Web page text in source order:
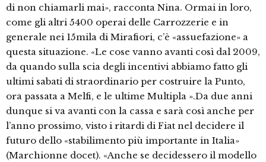
di non chiamarli mai», racconta Nina. Ormai in loro,
come gli altri 5400 operai delle Carrozzerie e in
generale nei 15mila di Mirafiori, c’è «assuefazione» a
questa situazione. «Le cose vanno avanti così dal 2009,
da quando sulla scia degli incentivi abbiamo fatto gli
ultimi sabati di straordinario per costruire la Punto,
ora passata a Melfi, e le ultime Multipla ».Da due anni
dunque si va avanti con la cassa e sarà così anche per
l’anno prossimo, visto i ritardi di Fiat nel decidere il
futuro dello «stabilimento più importante in Italia»
(Marchionne docet). «Anche se decidessero il modello